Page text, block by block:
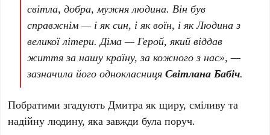
світла, добра, мужня людина. Він був
справжнім — і як син, і як воїн, і як Людина з
великої літери. Діма — Герой, який віддав
життя за нашу країну, за кожного з нас», —
зазначила його однокласницяСвітлана Бабіч.
Побратими згадують Дмитра як щиру, сміливу та
надійну людину, яка завжди була поруч.